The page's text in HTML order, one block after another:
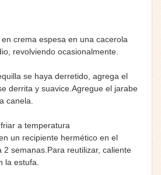
crema espesa en una cacerola
revolviendo ocasionalmente.
se haya derretido, agrega el
derrita y suavice.Agregue el jarabe
canela.
a temperatura
un recipiente hermético en el
2 semanas.Para reutilizar, caliente
la estufa.